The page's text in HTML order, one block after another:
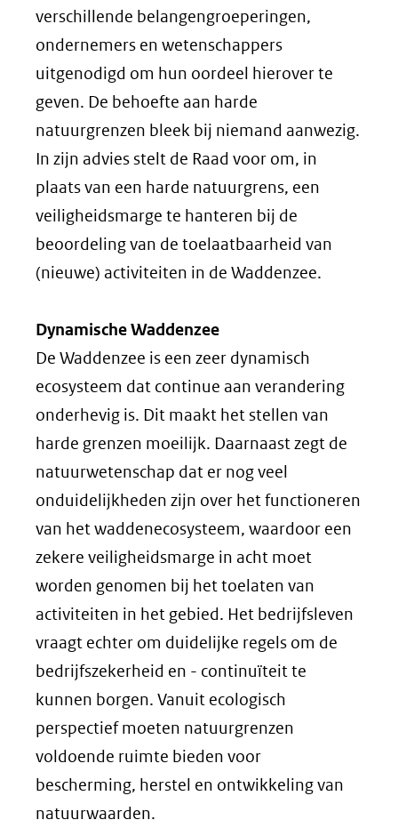
verschillende belangengroeperingen,
ondernemers en wetenschappers
uitgenodigd om hun oordeel hierover te
geven. De behoefte aan harde
natuurgrenzen bleek bij niemand aanwezig.
In zijn advies stelt de Raad voor om, in
plaats van een harde natuurgrens, een
veiligheidsmarge te hanteren bij de
beoordeling van de toelaatbaarheid van
(nieuwe) activiteiten in de Waddenzee.
Dynamische Waddenzee
De Waddenzee is een zeer dynamisch
ecosysteem dat continue aan verandering
onderhevig is. Dit maakt het stellen van
harde grenzen moeilijk. Daarnaast zegt de
natuurwetenschap dat er nog veel
onduidelijkheden zijn over het functioneren
van het waddenecosysteem, waardoor een
zekere veiligheidsmarge in acht moet
worden genomen bij het toelaten van
activiteiten in het gebied. Het bedrijfsleven
vraagt echter om duidelijke regels om de
bedrijfszekerheid en - continuïteit te
kunnen borgen. Vanuit ecologisch
perspectief moeten natuurgrenzen
voldoende ruimte bieden voor
bescherming, herstel en ontwikkeling van
natuurwaarden.